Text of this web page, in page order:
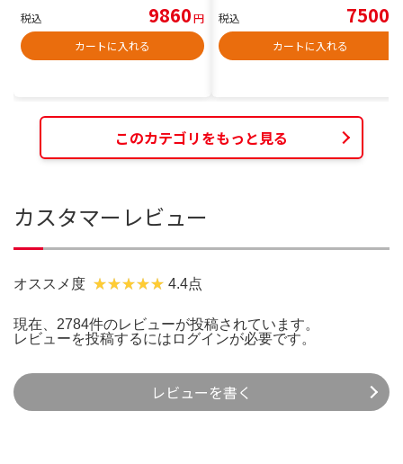
税込 9860円
カートに入れる
税込 7500
カートに入れる
このカテゴリをもっと見る
カスタマーレビュー
オススメ度 4.4点
現在、2784件のレビューが投稿されています。
レビューを投稿するには ログインが必要です。
レビューを書く